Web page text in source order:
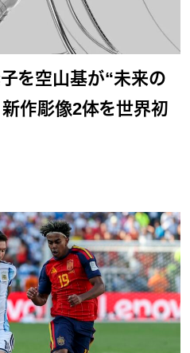
子を空山基が“未来の
作彫像2体を世界初